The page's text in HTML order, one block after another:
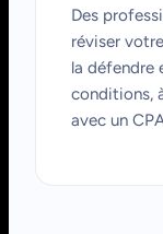
Des
réviser
la défendre
conditions,
avec un